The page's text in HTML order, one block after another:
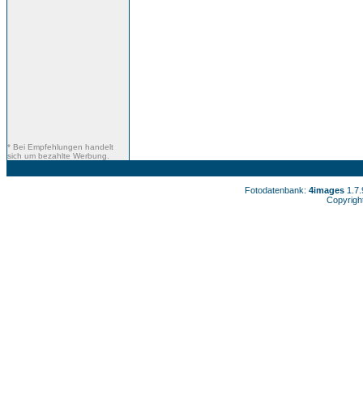
* Bei Empfehlungen handelt
sich um bezahlte Werbung.
Fotodatenbank: 4images